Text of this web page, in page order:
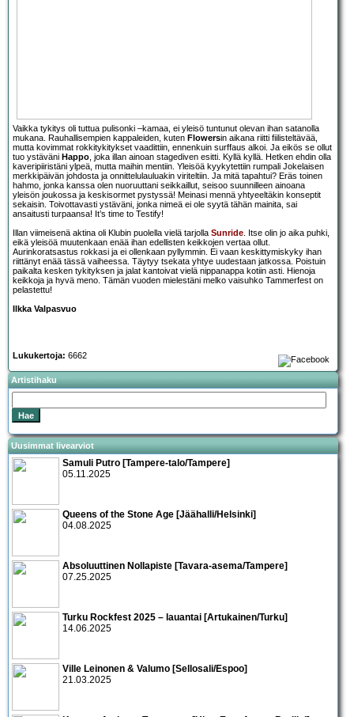
Vaikka tykitys oli tuttua pulisonki –kamaa, ei yleisö tuntunut olevan ihan satanolla
mukana. Rauhallisempien kappaleiden, kuten Flowersin aikana riitti fiilisteltävää,
mutta kovimmat rokkitykitykset vaadittiin, ennenkuin surffaus alkoi. Ja eikös se ollut
tuo ystäväni Happo, joka illan ainoan stagediven esitti. Kyllä kyllä. Hetken ehdin olla
kaveripiiristäni ylpeä, mutta maihin mentiin. Yleisöä kyykytettiin rumpali Jokelaisen
merkkipäivän johdosta ja onnittelulauluakin viriteltiin. Ja mitä tapahtui? Eräs toinen
hahmo, jonka kanssa olen nuoruuttani seikkaillut, seisoo suunnilleen ainoana
yleisön joukossa ja keskisormet pystyssä! Meinasi mennä yhtyeeltäkin konseptit
sekaisin. Toivottavasti ystäväni, jonka nimeä ei ole syytä tähän mainita, sai
ansaitusti turpaansa! It’s time to Testify!
Illan viimeisenä aktina oli Klubin puolella vielä tarjolla Sunride. Itse olin jo aika puhki,
eikä yleisöä muutenkaan enää ihan edellisten keikkojen vertaa ollut.
Aurinkoratsastus rokkasi ja ei ollenkaan pyllymmin. Ei vaan keskittymiskyky ihan
riittänyt enää tässä vaiheessa. Täytyy tsekata yhtye uudestaan jatkossa. Poistuin
paikalta kesken tykityksen ja jalat kantoivat vielä nippanappa kotiin asti. Hienoja
keikkoja ja hyvä meno. Tämän vuoden mielestäni melko vaisuhko Tammerfest on
pelastettu!
Ilkka Valpasvuo
Lukukertoja: 6662
Artistihaku
Uusimmat livearviot
Samuli Putro [Tampere-talo/Tampere]
05.11.2025
Queens of the Stone Age [Jäähalli/Helsinki]
04.08.2025
Absoluuttinen Nollapiste [Tavara-asema/Tampere]
07.25.2025
Turku Rockfest 2025 – lauantai [Artukainen/Turku]
14.06.2025
Ville Leinonen & Valumo [Sellosali/Espoo]
21.03.2025